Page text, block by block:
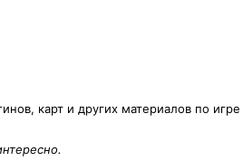
карт и других материалов по игре